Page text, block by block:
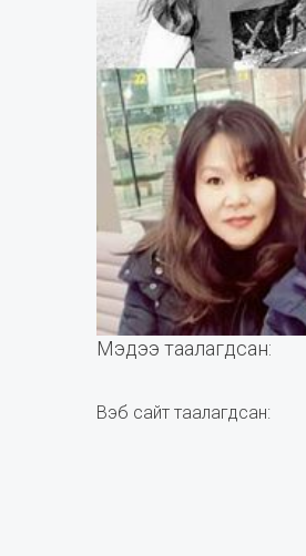
Мэдээ таалагдсан:
Вэб сайт таалагдсан: